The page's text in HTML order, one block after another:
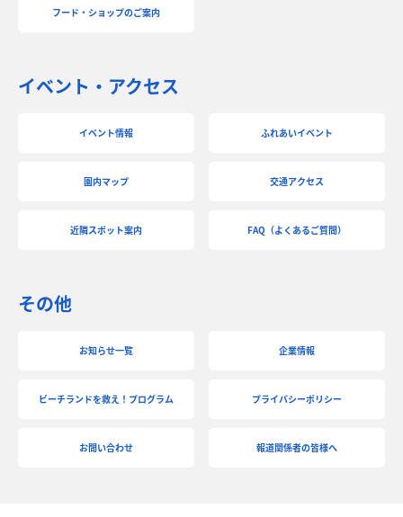
フード・ショップのご案内
イベント・アクセス
イベント情報 ふれあいイベント
園内マップ 交通アクセス
近隣スポット案内 FAQ（よくあるご質問）
その他
お知らせ一覧 企業情報
ビーチランドを救え！プログラム プライバシーポリシー
お問い合わせ 報道関係者の皆様へ